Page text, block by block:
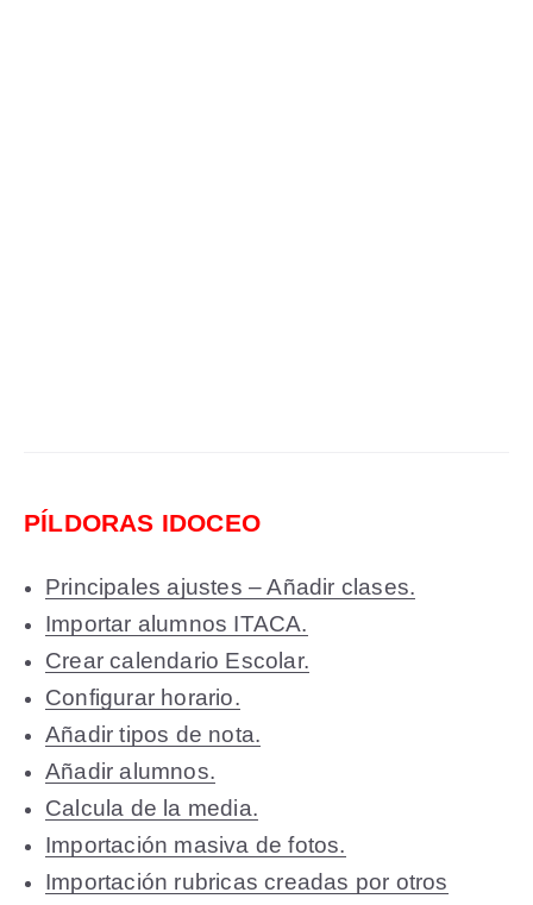
PÍLDORAS IDOCEO
Principales ajustes – Añadir clases.
Importar alumnos ITACA.
Crear calendario Escolar.
Configurar horario.
Añadir tipos de nota.
Añadir alumnos.
Calcula de la media.
Importación masiva de fotos.
Importación rubricas creadas por otros